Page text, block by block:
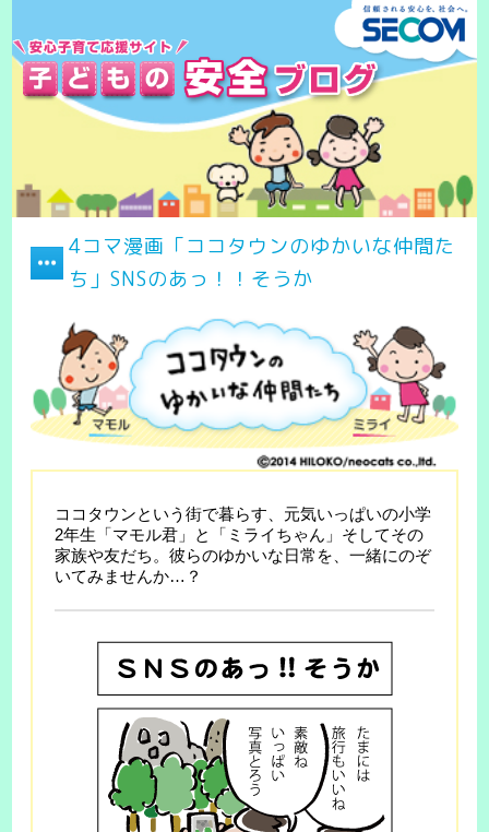
4コマ漫画「ココタウンのゆかいな仲間た
ち」SNSのあっ！！そうか
ココタウンという街で暮らす、元気いっぱいの小学
2年生「マモル君」と「ミライちゃん」そしてその
家族や友だち。彼らのゆかいな日常を、一緒にのぞ
いてみませんか…？